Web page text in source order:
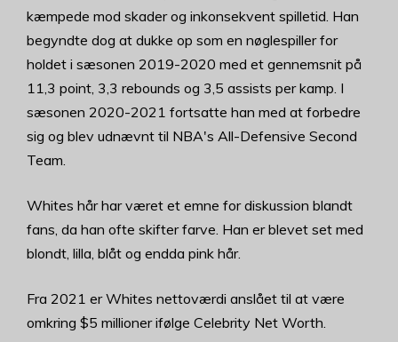
kæmpede mod skader og inkonsekvent spilletid. Han
begyndte dog at dukke op som en nøglespiller for
holdet i sæsonen 2019-2020 med et gennemsnit på
11,3 point, 3,3 rebounds og 3,5 assists per kamp. I
sæsonen 2020-2021 fortsatte han med at forbedre
sig og blev udnævnt til NBA's All-Defensive Second
Team.
Whites hår har været et emne for diskussion blandt
fans, da han ofte skifter farve. Han er blevet set med
blondt, lilla, blåt og endda pink hår.
Fra 2021 er Whites nettoværdi anslået til at være
omkring $5 millioner ifølge Celebrity Net Worth.